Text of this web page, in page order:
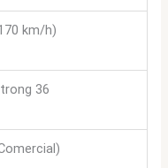
km/h)
36